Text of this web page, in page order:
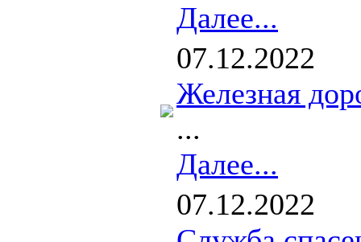
Далее...
07.12.2022
Железная
...
Далее...
07.12.2022